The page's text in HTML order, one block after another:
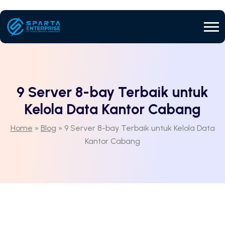
9 Server 8-bay Terbaik untuk
Kelola Data Kantor Cabang
Home » Blog » 9 Server 8-bay Terbaik untuk Kelola Data
Kantor Cabang